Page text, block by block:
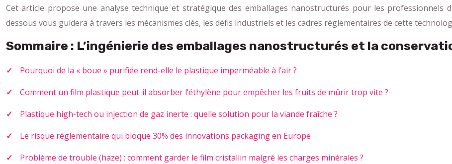
Cet article propose une analyse technique et stratégique des emballages nanostructurés pour les professionnels
dessous vous guidera à travers les mécanismes clés, les défis industriels et les cadres réglementaires de cette
Sommaire : L’ingénierie des emballages nanostructurés et la
Pourquoi de la « boue » purifiée rend-elle le plastique imperméable à l’air ?
Comment un film plastique peut-il absorber l’éthylène pour empêcher les fruits de mûrir trop vite ?
Plastique high-tech ou injection de gaz inerte : quelle solution pour la viande fraîche ?
Le risque réglementaire qui bloque 30% des innovations packaging en Europe
Problème de trouble (haze) : comment garder le film cristallin malgré les charges minérales ?